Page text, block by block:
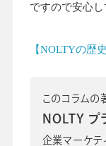
ですので安心し
【NOLTYの歴
このコラムの
NOLTY プ
企業マーケテ